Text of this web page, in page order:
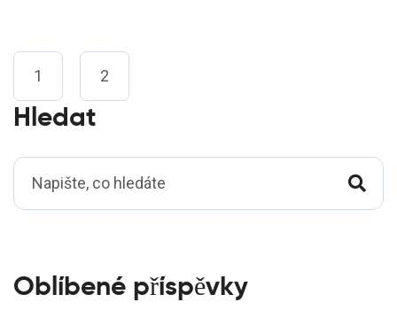
1 2
Hledat
Oblíbené příspěvky